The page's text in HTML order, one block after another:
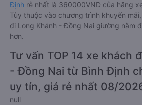
Định rẻ nhất là 360000VND của hãng
Tùy thuộc vào chương trình khuyến
đi Long Khánh - Đồng Nai giường nằm
hơn.
Tư vấn TOP 14 xe khách
- Đồng Nai từ Bình Định
uy tín, giá rẻ nhất 08/
null